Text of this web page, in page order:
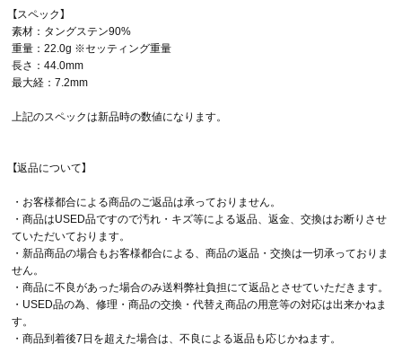
【スペック】
素材：タングステン90%
重量：22.0g ※セッティング重量
長さ：44.0mm
最大経：7.2mm
上記のスペックは新品時の数値になります。
【返品について】
・お客様都合による商品のご返品は承っておりません。
・商品はUSED品ですので汚れ・キズ等による返品、返金、交換はお断りさせ
ていただいております。
・新品商品の場合もお客様都合による、商品の返品・交換は一切承っておりま
せん。
・商品に不良があった場合のみ送料弊社負担にて返品とさせていただきます。
・USED品の為、修理・商品の交換・代替え商品の用意等の対応は出来かねま
す。
・商品到着後7日を超えた場合は、不良による返品も応じかねます。